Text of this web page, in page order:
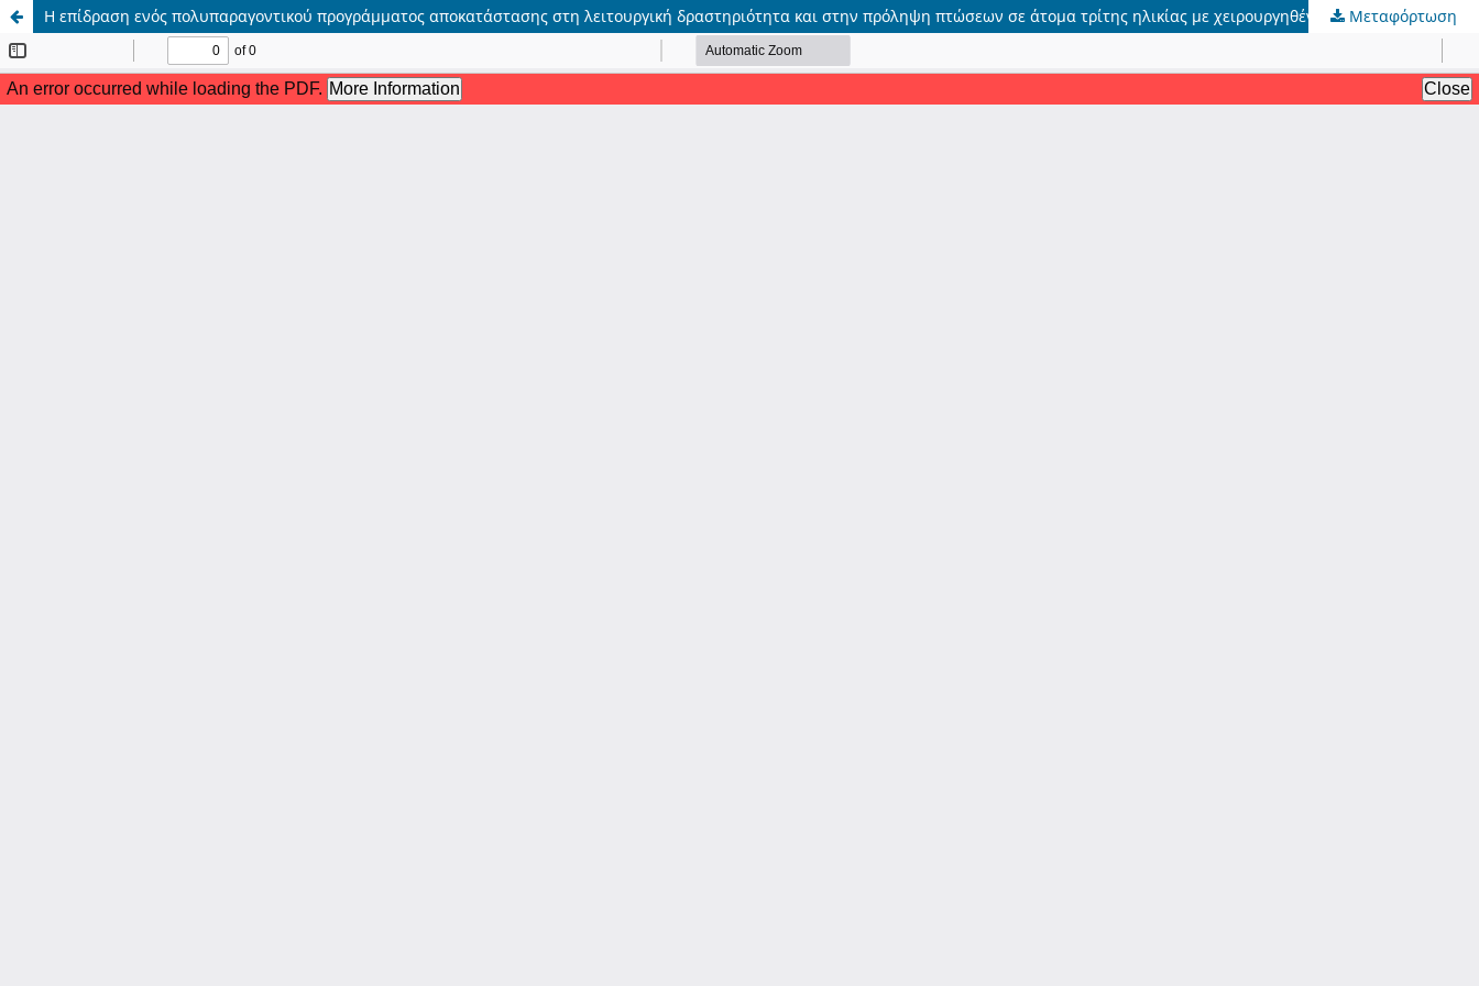
Η επίδραση ενός πολυπαραγοντικού προγράμματος αποκατάστασης στη λειτουργική δραστηριότητα και στην πρόληψη πτώσεων σε άτομα τρίτης ηλικίας με χειρουργηθέν κάταγμα ισχίου.
Μεταφόρτωση